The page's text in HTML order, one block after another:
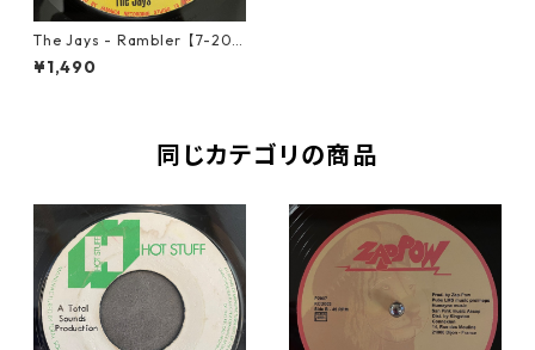
The Jays - Rambler【7-209
52】
¥1,490
同じカテゴリの商品